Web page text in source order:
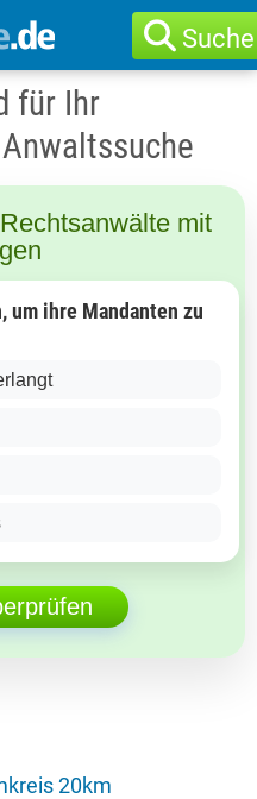
Suche
für Ihr
mit
um ihre Mandanten zu
20km